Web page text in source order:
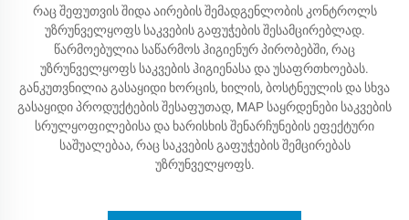
რაც შეფუთვის შიდა აირების შემადგენლობის კონტროლს
უზრუნველყოფს საკვების გაფუჭების შესამცირებლად.
წარმოებულია საწარმოს ჰიგიენურ პირობებში, რაც
უზრუნველყოფს საკვების ჰიგიენასა და უსაფრთხოებას.
განკუთვნილია გასაყიდი ხორცის, ხილის, ბოსტნეულის და სხვა
გასაყიდი პროდუქტების შესაფუთად, MAP საყრდენები საკვების
სრულყოფილებისა და ხარისხის შენარჩუნების ეფექტური
საშუალებაა, რაც საკვების გაფუჭების შემცირებას
უზრუნველყოფს.